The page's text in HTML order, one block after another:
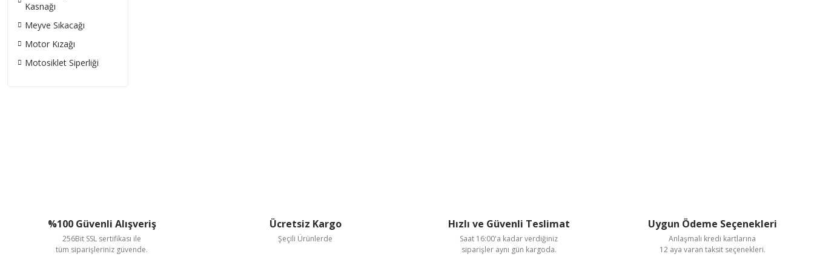
Kasnağı
Meyve Sıkacağı
Motor Kızağı
Motosiklet Siperliği
%100 Güvenli Alışveriş
256Bit SSL sertifikası ile
tüm siparişleriniz güvende.
Ücretsiz Kargo
Şeçili Ürünlerde
Hızlı ve Güvenli Teslimat
Saat 16:00'a kadar verdiğiniz
siparişler aynı gün kargoda.
Uygun Ödeme Seçenekleri
Anlaşmalı kredi kartlarına
12 aya varan taksit seçenekleri.